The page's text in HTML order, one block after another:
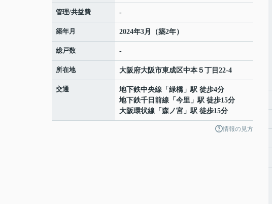
管理/共益費 -
築年月 2024年3月（築2年）
総戸数 -
所在地 大阪府大阪市東成区中本 ５丁目22-4
交通 地下鉄中央線 「 緑橋 」駅 徒歩4分
地下鉄千日前線 「 今里 」駅 徒歩15分
大阪環状線 「 森ノ宮 」駅 徒歩15分
情報の見方